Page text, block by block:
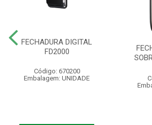
FECHADURA DIGITAL
FD2000
Código: 670200
Embalagem: UNIDADE